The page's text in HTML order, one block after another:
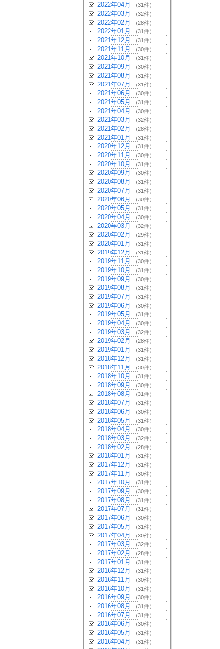
2022年04月 （31件）
2022年03月 （32件）
2022年02月 （28件）
2022年01月 （31件）
2021年12月 （31件）
2021年11月 （30件）
2021年10月 （31件）
2021年09月 （30件）
2021年08月 （31件）
2021年07月 （31件）
2021年06月 （30件）
2021年05月 （31件）
2021年04月 （30件）
2021年03月 （32件）
2021年02月 （28件）
2021年01月 （31件）
2020年12月 （31件）
2020年11月 （30件）
2020年10月 （31件）
2020年09月 （30件）
2020年08月 （31件）
2020年07月 （31件）
2020年06月 （30件）
2020年05月 （31件）
2020年04月 （30件）
2020年03月 （32件）
2020年02月 （29件）
2020年01月 （31件）
2019年12月 （31件）
2019年11月 （30件）
2019年10月 （31件）
2019年09月 （30件）
2019年08月 （31件）
2019年07月 （31件）
2019年06月 （30件）
2019年05月 （31件）
2019年04月 （30件）
2019年03月 （32件）
2019年02月 （28件）
2019年01月 （31件）
2018年12月 （31件）
2018年11月 （30件）
2018年10月 （31件）
2018年09月 （30件）
2018年08月 （31件）
2018年07月 （31件）
2018年06月 （30件）
2018年05月 （31件）
2018年04月 （30件）
2018年03月 （32件）
2018年02月 （28件）
2018年01月 （31件）
2017年12月 （31件）
2017年11月 （30件）
2017年10月 （31件）
2017年09月 （30件）
2017年08月 （31件）
2017年07月 （31件）
2017年06月 （30件）
2017年05月 （31件）
2017年04月 （30件）
2017年03月 （32件）
2017年02月 （28件）
2017年01月 （31件）
2016年12月 （31件）
2016年11月 （30件）
2016年10月 （31件）
2016年09月 （30件）
2016年08月 （31件）
2016年07月 （31件）
2016年06月 （30件）
2016年05月 （31件）
2016年04月 （31件）